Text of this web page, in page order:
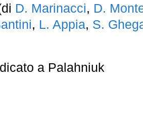
D. Marinacci, D.
, L. Appia, S.
a Palahniuk